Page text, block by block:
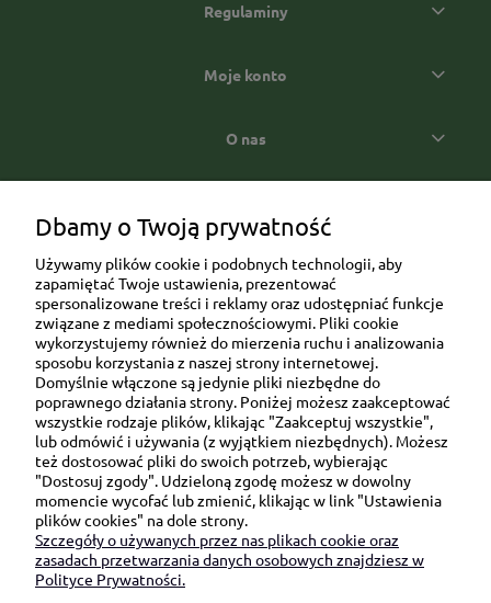
Regulaminy
Moje konto
O nas
Ul. Brukowa 6/8 lok. 57/58
91-341 Łódź
NIP: 6751510615
SKONTAKTUJ SIĘ Z NAMI:
sklep@be-happygifts.com
+48 690 172 872
(pon-pt 9:00 - 15:30)
Dbamy o Twoją prywatność
Używamy plików cookie i podobnych technologii, aby
zapamiętać Twoje ustawienia, prezentować
spersonalizowane treści i reklamy oraz udostępniać funkcje
związane z mediami społecznościowymi. Pliki cookie
wykorzystujemy również do mierzenia ruchu i analizowania
sposobu korzystania z naszej strony internetowej.
Domyślnie włączone są jedynie pliki niezbędne do
poprawnego działania strony. Poniżej możesz zaakceptować
wszystkie rodzaje plików, klikając "Zaakceptuj wszystkie",
lub odmówić i używania (z wyjątkiem niezbędnych). Możesz
też dostosować pliki do swoich potrzeb, wybierając
"Dostosuj zgody". Udzieloną zgodę możesz w dowolny
momencie wycofać lub zmienić, klikając w link "Ustawienia
plików cookies" na dole strony.
Szczegóły o używanych przez nas plikach cookie oraz
zasadach przetwarzania danych osobowych znajdziesz w
Polityce Prywatności.